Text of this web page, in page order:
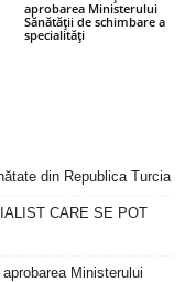
aprobarea Ministerului
Sănătăţii de schimbare a
specialităţi
din Republica Turcia
CARE SE POT
Ministerului